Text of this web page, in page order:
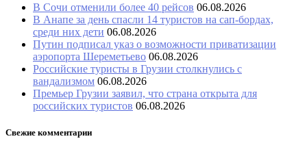
В Сочи отменили более 40 рейсов 06.08.2026
В Анапе за день спасли 14 туристов на сап-бордах,
среди них дети 06.08.2026
Путин подписал указ о возможности приватизации
аэропорта Шереметьево 06.08.2026
Российские туристы в Грузии столкнулись с
вандализмом 06.08.2026
Премьер Грузии заявил, что страна открыта для
российских туристов 06.08.2026
Свежие комментарии